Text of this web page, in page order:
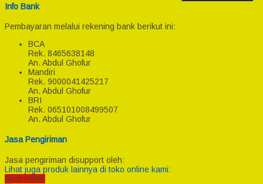
Info Bank
Pembayaran melalui rekening bank berikut ini:
BCA
Rek. 8465638148
An. Abdul Ghofur
Mandiri
Rek. 9000041425217
An. Abdul Ghofur
BRI
Rek. 065101008499507
An. Abdul Ghofur
Jasa Pengiriman
Jasa pengiriman disupport oleh:
Lihat juga produk lainnya di toko online kami:
Best Seller